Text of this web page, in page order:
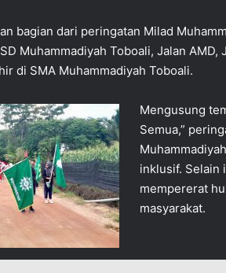
bagian dari peringatan Milad
Muhammadiyah Toboali, Jalan
di SMA Muhammadiyah Toboali.
Mengusung
Semua,”
inklusif. Selain
mempererat
masyarakat.